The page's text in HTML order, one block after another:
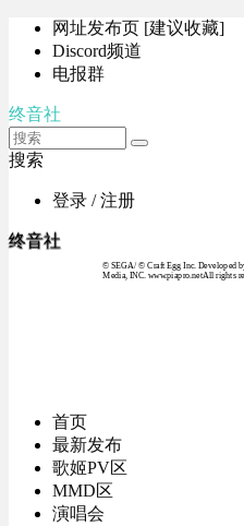
网址发布页 [建议收藏]
Discord频道
电报群
终音社
搜索
登录 / 注册
终音社
© SEGA / © Craft Egg Inc. Developed
Media, INC. www.piapro.netAll rights
首页
最新发布
歌姬PV区
MMD区
演唱会